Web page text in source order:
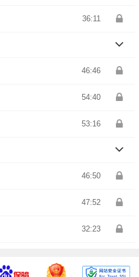
36:11
46:46
54:40
53:16
46:50
47:52
32:23